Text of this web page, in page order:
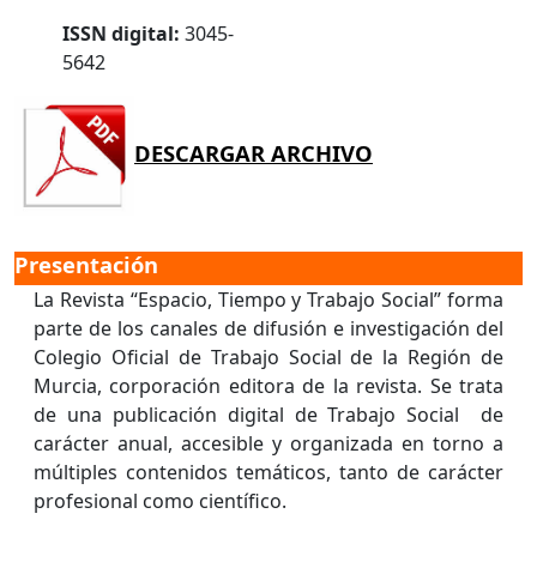
ISSN digital: 3045-
5642
DESCARGAR ARCHIVO
Presentación
La Revista “Espacio, Tiempo y Trabajo Social” forma
parte de los canales de difusión e investigación del
Colegio Oficial de Trabajo Social de la Región de
Murcia, corporación editora de la revista. Se trata
de una publicación digital de Trabajo Social de
carácter anual, accesible y organizada en torno a
múltiples contenidos temáticos, tanto de carácter
profesional como científico.